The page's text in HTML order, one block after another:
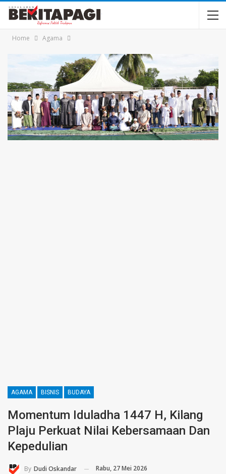
Home Agama
AGAMA BISNIS BUDAYA
Momentum Iduladha 1447 H, Kilang
Plaju Perkuat Nilai Kebersamaan Dan
Kepedulian
By Dudi Oskandar Rabu, 27 Mei 2026